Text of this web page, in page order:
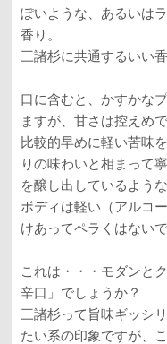
ぽいような、あるいは
香り。
三諸杉に共通するいい
口に含むと、かすかな
ますが、甘さは控えめ
比較的早めに軽い苦味
りの味わいと相まって
を醸し出しているよう
ボディは軽い（アルコ
けあってペラくはない
これは・・・モダンと
辛口」でしょうか？
三諸杉って旨味ギッシ
たい系の印象ですが、